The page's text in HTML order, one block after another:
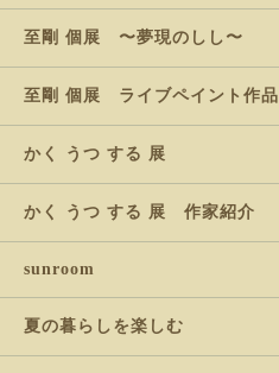
至剛 個展 〜夢現のしし〜
至剛 個展 ライブペイント作品
かく うつ する 展
かく うつ する 展 作家紹介
sunroom
夏の暮らしを楽しむ